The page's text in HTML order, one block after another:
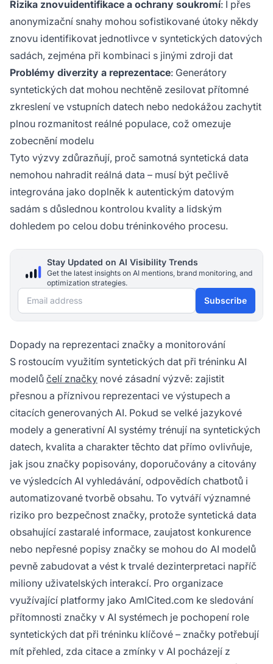
Rizika znovuidentifikace a ochrany soukromí: I přes
anonymizační snahy mohou sofistikované útoky někdy
znovu identifikovat jednotlivce v syntetických datových
sadách, zejména při kombinaci s jinými zdroji dat
Problémy diverzity a reprezentace: Generátory
syntetických dat mohou nechtěně zesilovat přítomné
zkreslení ve vstupních datech nebo nedokážou zachytit
plnou rozmanitost reálné populace, což omezuje
zobecnění modelu
Tyto výzvy zdůrazňují, proč samotná syntetická data
nemohou nahradit reálná data – musí být pečlivě
integrována jako doplněk k autentickým datovým
sadám s důslednou kontrolou kvality a lidským
dohledem po celou dobu tréninkového procesu.
Stay Updated on AI Visibility Trends
Get the latest insights on AI mentions, brand monitoring, and
optimization strategies.
Email address Subscribe
Dopady na reprezentaci značky a monitorování
S rostoucím využitím syntetických dat při tréninku AI
modelů čelí značky nové zásadní výzvě: zajistit
přesnou a příznivou reprezentaci ve výstupech a
citacích generovaných AI. Pokud se velké jazykové
modely a generativní AI systémy trénují na syntetických
datech, kvalita a charakter těchto dat přímo ovlivňuje,
jak jsou značky popisovány, doporučovány a citovány
ve výsledcích AI vyhledávání, odpovědích chatbotů i
automatizované tvorbě obsahu. To vytváří významné
riziko pro bezpečnost značky, protože syntetická data
obsahující zastaralé informace, zaujatost konkurence
nebo nepřesné popisy značky se mohou do AI modelů
pevně zabudovat a vést k trvalé dezinterpretaci napříč
miliony uživatelských interakcí. Pro organizace
využívající platformy jako AmICited.com ke sledování
přítomnosti značky v AI systémech je pochopení role
syntetických dat při tréninku klíčové – značky potřebují
mít přehled, zda citace a zmínky v AI pocházejí z